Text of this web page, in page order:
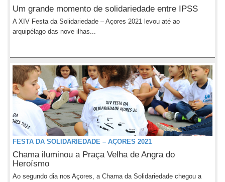
Um grande momento de solidariedade entre IPSS
A XIV Festa da Solidariedade – Açores 2021 levou até ao
arquipélago das nove ilhas...
FESTA DA SOLIDARIEDADE – AÇORES 2021
Chama iluminou a Praça Velha de Angra do
Heroísmo
Ao segundo dia nos Açores, a Chama da Solidariedade chegou a